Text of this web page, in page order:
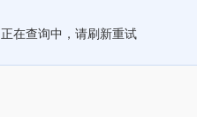
正在查询中，请刷新重试